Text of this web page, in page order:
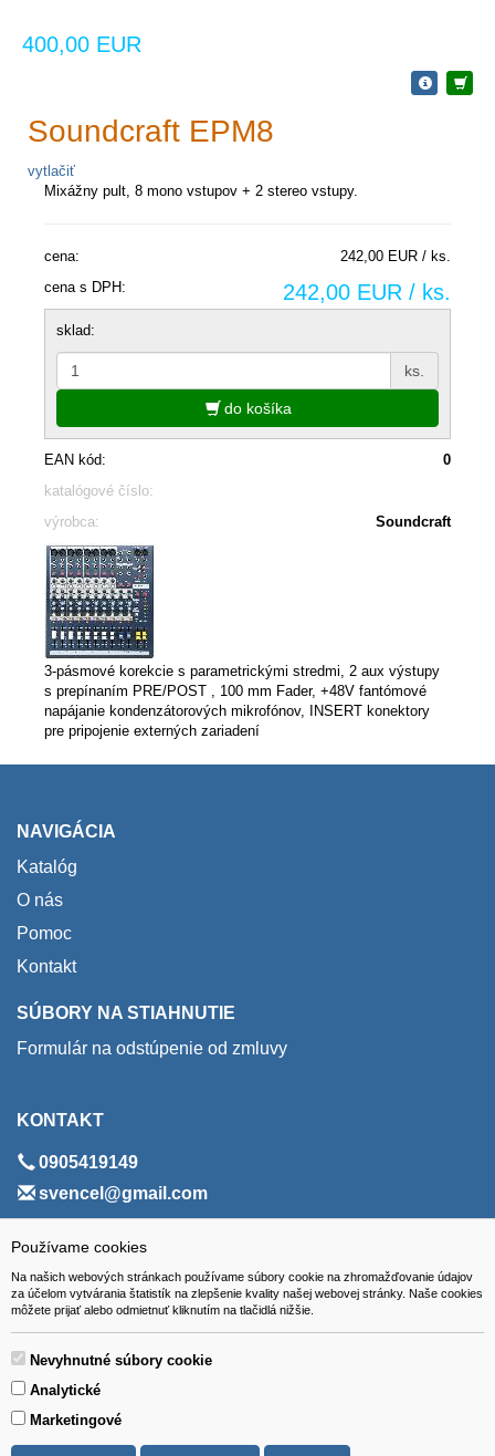
Používame cookies
Na našich webových stránkach používame súbory cookie na zhromažďovanie údajov
za účelom vytvárania štatistík na zlepšenie kvality našej webovej stránky. Naše cookies
môžete prijať alebo odmietnuť kliknutím na tlačidlá nižšie.
Nevyhnutné súbory cookie
Analytické
Marketingové
400,00 EUR
Soundcraft EPM8
vytlačiť
Mixážny pult, 8 mono vstupov + 2 stereo vstupy.
cena:
242,00 EUR / ks.
cena s DPH:
242,00 EUR / ks.
sklad:
ks.
do košíka
EAN kód:
0
katalógové číslo:
výrobca:
Soundcraft
3-pásmové korekcie s parametrickými stredmi, 2 aux výstupy
s prepínaním PRE/POST , 100 mm Fader, +48V fantómové
napájanie kondenzátorových mikrofónov, INSERT konektory
pre pripojenie externých zariadení
NAVIGÁCIA
Katalóg
O nás
Pomoc
Kontakt
SÚBORY NA STIAHNUTIE
Formulár na odstúpenie od zmluvy
KONTAKT
0905419149
svencel@gmail.com
ADRESA
VEST - tech s.r.o.
Hviezdoslavova 280/6, 965 01 Žiar nad Hronom
Slovakia (Slovak Republic)